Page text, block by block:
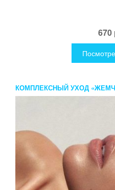
670
КОМПЛЕКСНЫЙ УХОД